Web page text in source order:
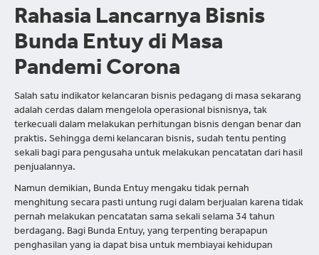
Rahasia Lancarnya Bisnis
Bunda Entuy di Masa
Pandemi Corona
Salah satu indikator kelancaran bisnis pedagang di masa sekarang
adalah cerdas dalam mengelola operasional bisnisnya, tak
terkecuali dalam melakukan perhitungan bisnis dengan benar dan
praktis. Sehingga demi kelancaran bisnis, sudah tentu penting
sekali bagi para pengusaha untuk melakukan pencatatan dari hasil
penjualannya.
Namun demikian, Bunda Entuy mengaku tidak pernah
menghitung secara pasti untung rugi dalam berjualan karena tidak
pernah melakukan pencatatan sama sekali selama 34 tahun
berdagang. Bagi Bunda Entuy, yang terpenting berapapun
penghasilan yang ia dapat bisa untuk membiayai kehidupan